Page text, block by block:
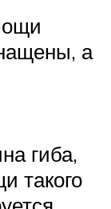
а
гиба,
такого